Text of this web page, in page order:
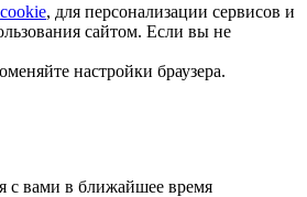
, для персонализации сервисов и
сайтом. Если вы не
настройки браузера.
с вами в ближайшее время